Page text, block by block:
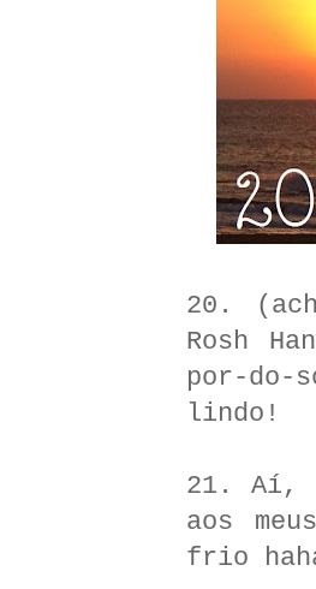
20.
Rosh
por-do-
lindo!
21. Aí,
aos
frio